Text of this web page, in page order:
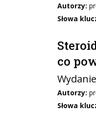
Autorzy:
Słowa
co
Autorzy:
Słowa